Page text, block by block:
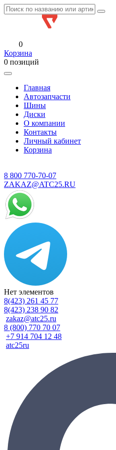
0
Корзина
0 позиций
Главная
Автозапчасти
Шины
Диски
О компании
Контакты
Личный кабинет
Корзина
8 800 770-70-07
ZAKAZ@ATC25.RU
Нет элементов
8(423) 261 45 77
8(423) 238 90 82
zakaz@atc25.ru
8 (800) 770 70 07
+7 914 704 12 48
atc25ru